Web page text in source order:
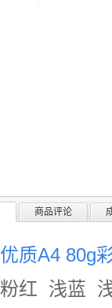
商品评论
优质A4 80g
粉红 浅蓝